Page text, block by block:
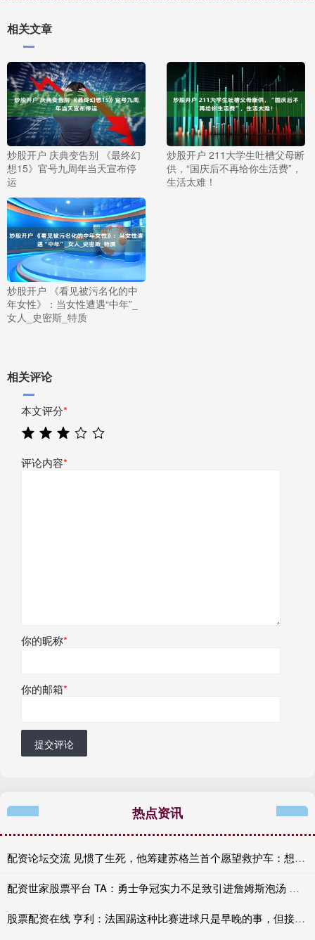
相关文章
炒股开户 庆典变告别 《最终幻
想15》官号九周年当天宣布停
运
炒股开户 211大学生吐槽父母断
供，“国庆后不再给你生活费”，
生活太难！
炒股开户 《看见被污名化的中
年女性》：当女性遭遇“中年”_
女人_史密斯_特质
相关评论
本文评分*
评论内容*
你的昵称*
你的邮箱*
提交评论
热点资讯
配资论坛交流 见惯了生死，他筹建苏格兰首个愿望救护车：想让临终患者的人生，不留遗憾…
配资世家股票平台 TA：勇士争冠实力不足致引进詹姆斯泡汤 他们预计将原价重签追梦
股票配资在线 亨利：法国踢这种比赛进球只是早晚的事，但接下来都是硬仗